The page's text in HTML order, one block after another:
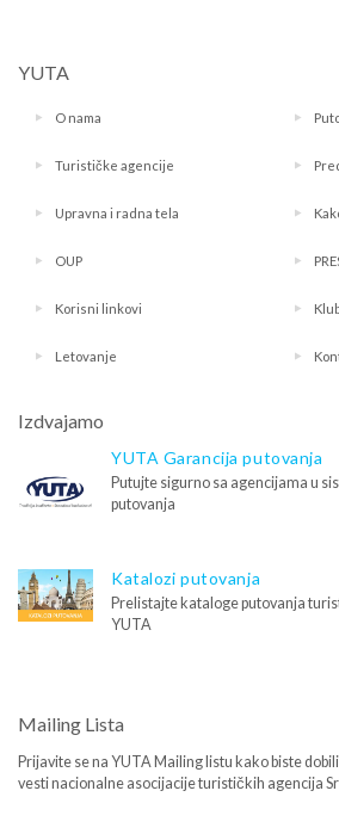
YUTA
O nama
Turističke agencije
Upravna i radna tela
OUP
Korisni linkovi
Letovanje
Izdvajamo
YUTA Garancija putovanja
Putujte sigurno sa agencijama u
putovanja
Katalozi putovanja
Prelistajte kataloge putovanja
YUTA
Mailing Lista
Prijavite se na YUTA Mailing listu kako biste
vesti nacionalne asocijacije turističkih agencija